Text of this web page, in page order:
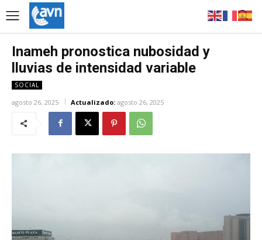
Inameh pronostica nubosidad y
lluvias de intensidad variable
SOCIAL
agosto 26, 2025 Actualizado: agosto 26, 2025